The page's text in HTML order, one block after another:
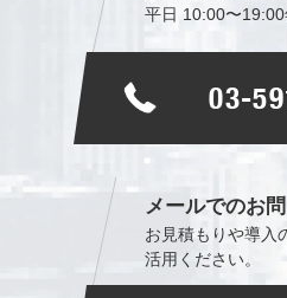
平日 10:00〜19:00
03-
メールでのお
お見積もりや導入
活用ください。